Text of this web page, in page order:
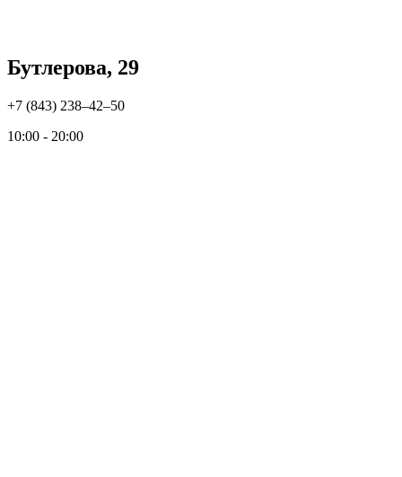
Бутлерова, 29
+7 (843) 238‒42‒50
10:00 - 20:00